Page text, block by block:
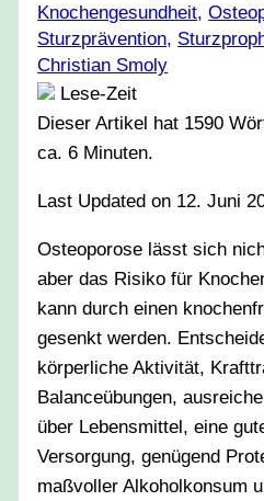
Knochengesundheit,
Sturzprävention,
Christian Smoly
Lese-Zeit
Dieser Artikel hat 1590
ca.6 Minuten.
Last Updated on 12. Juni
Osteoporose lässt sich
aber das Risiko für
kann durch einen
gesenkt werden.
körperliche Aktivität,
Balanceübungen,
über Lebensmittel, eine
Versorgung, genügend
maßvoller Alkoholkonsum